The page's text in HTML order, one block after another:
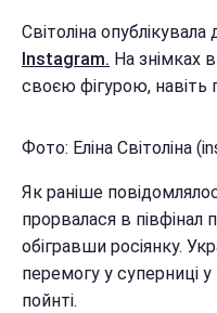
Світоліна
Instagram. На знімках
своєю фігурою, навіть
Фото: Еліна Світоліна
Як раніше
прорвалася в півфінал
обігравши росіянку.
перемогу у суперниці у
пойнті.